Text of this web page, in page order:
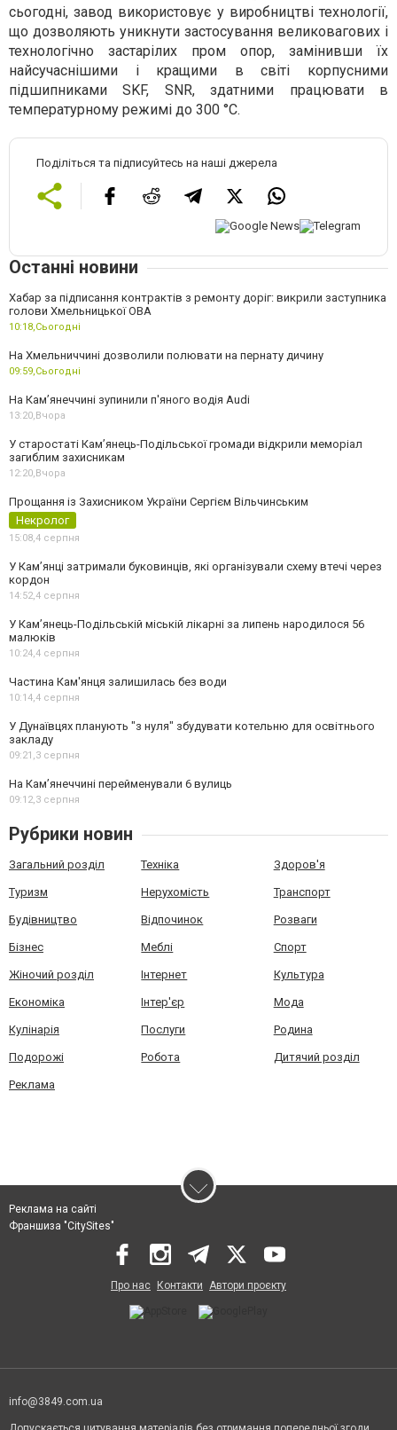
сьогодні, завод використовує у виробництві технології,
що дозволяють уникнути застосування великовагових і
технологічно застарілих пром опор, замінивши їх
найсучаснішими і кращими в світі корпусними
підшипниками SKF, SNR, здатними працювати в
температурному режимі до 300 °С.
Поділіться та підписуйтесь на наші джерела
Останні новини
Хабар за підписання контрактів з ремонту доріг: викрили заступника
голови Хмельницької ОВА
10:18,Сьогодні
На Хмельниччині дозволили полювати на пернату дичину
09:59,Сьогодні
На Камʼянеччині зупинили п'яного водія Audi
13:20,Вчора
У старостаті Кам’янець-Подільської громади відкрили меморіал
загиблим захисникам
12:20,Вчора
Прощання із Захисником України Сергієм Вільчинським
Некролог
15:08,4 серпня
У Кам’янці затримали буковинців, які організували схему втечі через
кордон
14:52,4 серпня
У Кам’янець-Подільській міській лікарні за липень народилося 56
малюків
10:24,4 серпня
Частина Кам'янця залишилась без води
10:14,4 серпня
У Дунаївцях планують "з нуля" збудувати котельню для освітнього
закладу
09:21,3 серпня
На Камʼянеччині перейменували 6 вулиць
09:12,3 серпня
Рубрики новин
Загальний розділ Техніка Здоров'я
Туризм Нерухомість Транспорт
Будівництво Відпочинок Розваги
Бізнес Меблі Спорт
Жіночий розділ Інтернет Культура
Економіка Інтер'єр Мода
Кулінарія Послуги Родина
Подорожі Робота Дитячий розділ
Реклама
Реклама на сайті
Франшиза "CitySites"
Про нас Контакти Автори проєкту
info@3849.com.ua